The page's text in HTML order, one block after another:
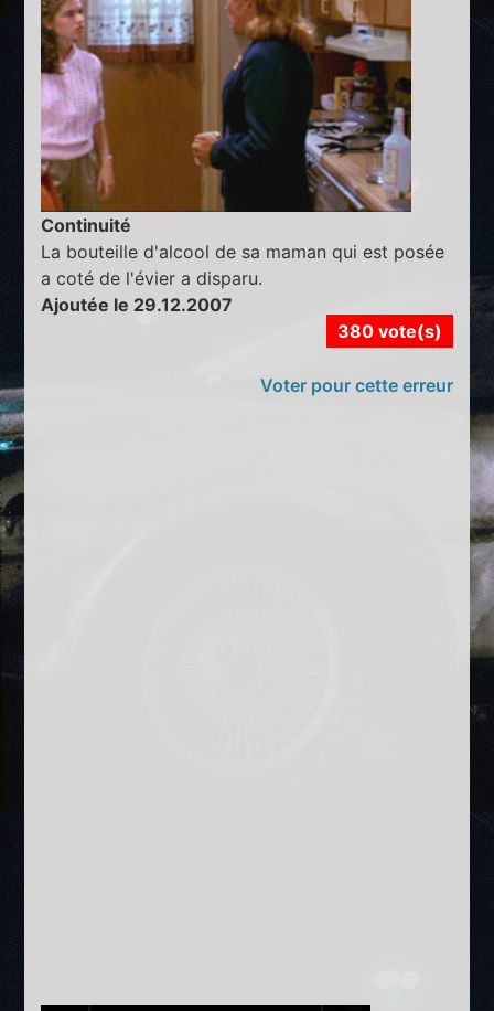
Continuité
La bouteille d'alcool de sa maman qui est posée
a coté de l'évier a disparu.
Ajoutée le 29.12.2007
380 vote(s)
Voter pour cette erreur